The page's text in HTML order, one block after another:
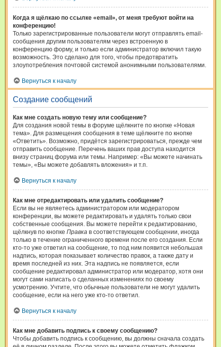
Когда я щёлкаю по ссылке «email», от меня требуют войти на
конференцию!
Только зарегистрированные пользователи могут отправлять email-
сообщения другим пользователям через встроенную в
конференцию форму, и только если администратор включил такую
возможность. Это сделано для того, чтобы предотвратить
злоупотребления почтовой системой анонимными пользователями.
Вернуться к началу
Создание сообщений
Как мне создать новую тему или сообщение?
Для создания новой темы в форуме щёлкните по кнопке «Новая
тема». Для размещения сообщения в теме щёлкните по кнопке
«Ответить». Возможно, придётся зарегистрироваться, прежде чем
отправить сообщение. Перечень ваших прав доступа находится
внизу страниц форума или темы. Например: «Вы можете начинать
темы», «Вы можете добавлять вложения» и т.п.
Вернуться к началу
Как мне отредактировать или удалить сообщение?
Если вы не являетесь администратором или модератором
конференции, вы можете редактировать и удалять только свои
собственные сообщения. Вы можете перейти к редактированию,
щёлкнув по кнопке Правка в соответствующем сообщении, иногда
только в течение ограниченного времени после его создания. Если
кто-то уже ответил на сообщение, то под ним появится небольшая
надпись, которая показывает количество правок, а также дату и
время последней из них. Эта надпись не появляется, если
сообщение редактировал администратор или модератор, хотя они
могут сами написать о сделанных изменениях по своему
усмотрению. Учтите, что обычные пользователи не могут удалить
сообщение, если на него уже кто-то ответил.
Вернуться к началу
Как мне добавить подпись к своему сообщению?
Чтобы добавить подпись к сообщению, вы должны сначала создать